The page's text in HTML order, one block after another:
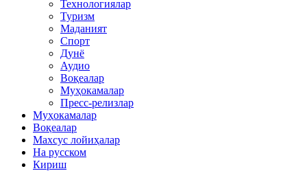
Технологиялар
Туризм
Маданият
Спорт
Дунё
Аудио
Воқеалар
Муҳокамалар
Пресс-релизлар
Муҳокамалар
Воқеалар
Махсус лойиҳалар
На русском
Кириш